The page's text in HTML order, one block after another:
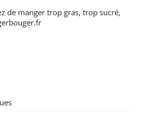
de manger trop gras, trop sucré,